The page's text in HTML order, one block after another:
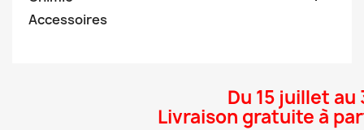
Accessoires
Du 15 juillet au
Livraison gratuite à